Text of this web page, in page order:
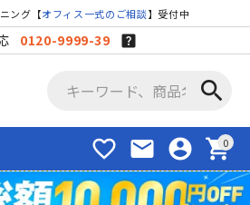
ング【オフィス一式のご相談】受付中
0120-9999-39
search
favorite_border mail account_circle shopping_cart